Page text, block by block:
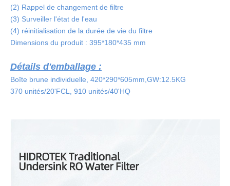
(2) Rappel de changement de filtre
(3) Surveiller l'état de l'eau
(4) réinitialisation de la durée de vie du filtre
Dimensions du produit : 395*180*435 mm
Détails d'emballage :
Boîte brune individuelle, 420*290*605mm,GW:12.5KG
370 unités/20'FCL, 910 unités/40'HQ